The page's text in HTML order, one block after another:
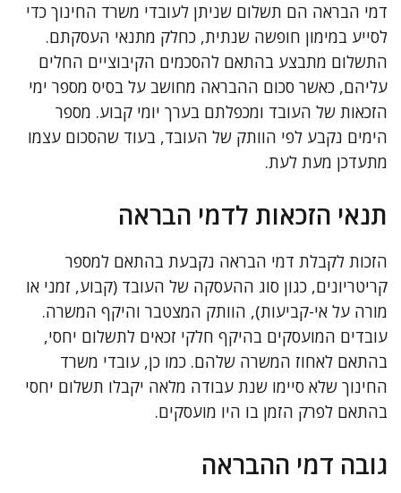
דמי הבראה הם תשלום שניתן לעובדי משרד החינוך כדי
לסייע במימון חופשה שנתית, כחלק מתנאי העסקתם.
התשלום מתבצע בהתאם להסכמים הקיבוציים החלים
עליהם, כאשר סכום ההבראה מחושב על בסיס מספר ימי
הזכאות של העובד ומכפלתם בערך יומי קבוע. מספר
הימים נקבע לפי הוותק של העובד, בעוד שהסכום עצמו
מתעדכן מעת לעת.
תנאי הזכאות לדמי הבראה
הזכות לקבלת דמי הבראה נקבעת בהתאם למספר
קריטריונים, כגון סוג ההעסקה של העובד (קבוע, זמני או
מורה על אי-קביעות), הוותק המצטבר והיקף המשרה.
עובדים המועסקים בהיקף חלקי זכאים לתשלום יחסי,
בהתאם לאחוז המשרה שלהם. כמו כן, עובדי משרד
החינוך שלא סיימו שנת עבודה מלאה יקבלו תשלום יחסי
בהתאם לפרק הזמן בו היו מועסקים.
גובה דמי ההבראה